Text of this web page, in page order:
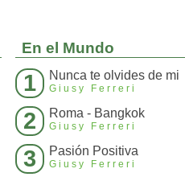
En el Mundo
1 Nunca te olvides de mi
Giusy Ferreri
2 Roma - Bangkok
Giusy Ferreri
3 Pasión Positiva
Giusy Ferreri